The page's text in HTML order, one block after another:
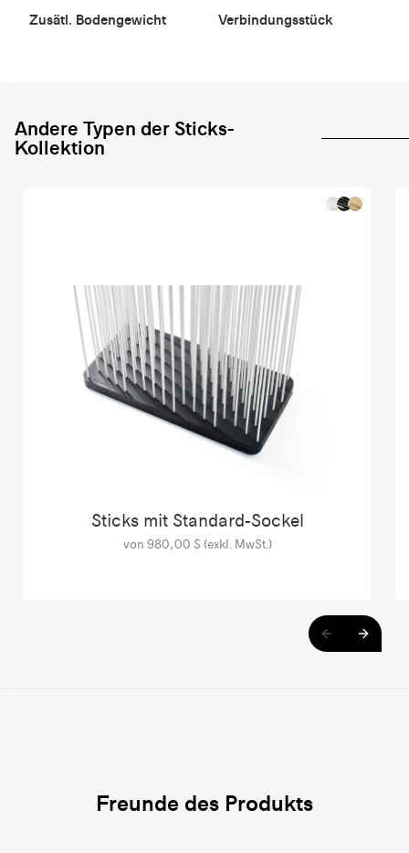
Zusätl. Bodengewicht Verbindungsstück
Andere Typen der Sticks-
Kollektion
Sticks mit Standard-Sockel
von 980,00 $ (exkl. MwSt.)
Freunde des Produkts